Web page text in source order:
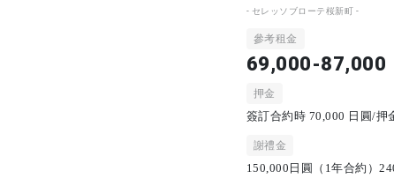
- セレッソブローテ桜新町 -
參考租金
69,000-87,000
押金
簽訂合約時 70,000 日圓/押
謝禮金
150,000日圓（1年合約）